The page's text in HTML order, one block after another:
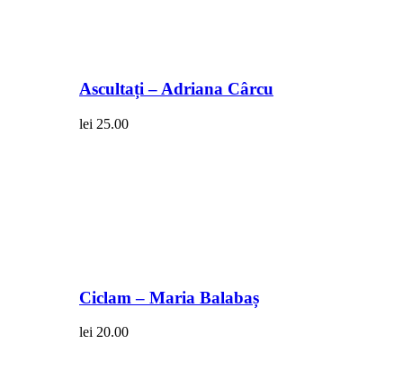
Ascultați – Adriana Cârcu
lei 25.00
Ciclam – Maria Balabaș
lei 20.00